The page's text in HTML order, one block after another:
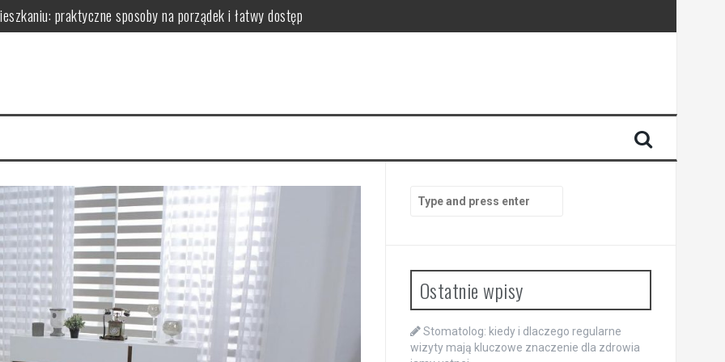
praktyczne sposoby na porządek i łatwy dostęp
wybrać i zamontować funkcjonalną przegrodę ze szkła hartowanego
dodają przestrzeni, a kiedy mogą przeszkadzać?
– praktyczne porady wyboru, montażu i aranżacji przestrzeni
for:
Ostatnie wpisy
Stomatolog: kiedy i dlaczego regularne
wizyty mają kluczowe znaczenie dla zdrowia